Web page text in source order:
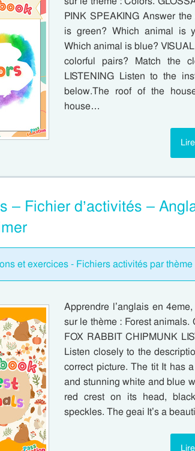
PINK SPEAKING Answer
is green? Which animal is
Which animal is blue?
colorful pairs? Match the
LISTENING Listen to the
below.The roof of the
house…
– Fichier d’activités –
et exercices - Fichiers activités par
Apprendre l’anglais en
sur le thème : Forest
FOX RABBIT CHIPMUNK
Listen closely to the
correct picture. The tit It has
and stunning white and blue
red crest on its head,
speckles. The geai It’s a